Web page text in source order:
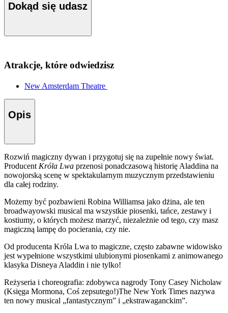
Dokąd się udasz
Atrakcje, które odwiedzisz
New Amsterdam Theatre
Opis
Rozwiń magiczny dywan i przygotuj się na zupełnie nowy świat.
Producent Króla Lwa przenosi ponadczasową historię Aladdina na
nowojorską scenę w spektakularnym muzycznym przedstawieniu
dla całej rodziny.
Możemy być pozbawieni Robina Williamsa jako dżina, ale ten
broadwayowski musical ma wszystkie piosenki, tańce, zestawy i
kostiumy, o których możesz marzyć, niezależnie od tego, czy masz
magiczną lampę do pocierania, czy nie.
Od producenta Króla Lwa to magiczne, często zabawne widowisko
jest wypełnione wszystkimi ulubionymi piosenkami z animowanego
klasyka Disneya Aladdin i nie tylko!
Reżyseria i choreografia: zdobywca nagrody Tony Casey Nicholaw
(Księga Mormona, Coś zepsutego!)The New York Times nazywa
ten nowy musical „fantastycznym” i „ekstrawaganckim”.